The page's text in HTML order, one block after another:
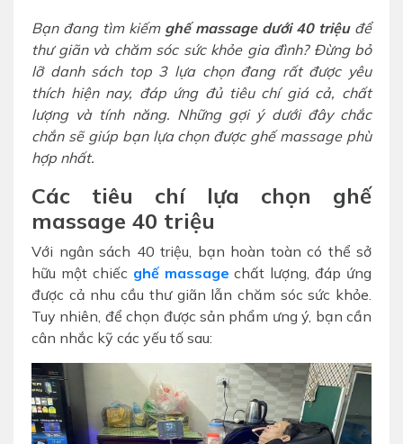
Bạn đang tìm kiếm ghế massage dưới 40 triệuđể
thư giãn và chăm sóc sức khỏe gia đình? Đừng bỏ
lỡ danh sách top 3 lựa chọn đang rất được yêu
thích hiện nay, đáp ứng đủ tiêu chí giá cả, chất
lượng và tính năng. Những gợi ý dưới đây chắc
chắn sẽ giúp bạn lựa chọn được ghế massage phù
hợp nhất.
Các tiêu chí lựa chọn ghế
massage 40 triệu
Với ngân sách 40 triệu, bạn hoàn toàn có thể sở
hữu một chiếc ghế massage chất lượng, đáp ứng
được cả nhu cầu thư giãn lẫn chăm sóc sức khỏe.
Tuy nhiên, để chọn được sản phẩm ưng ý, bạn cần
cân nhắc kỹ các yếu tố sau: